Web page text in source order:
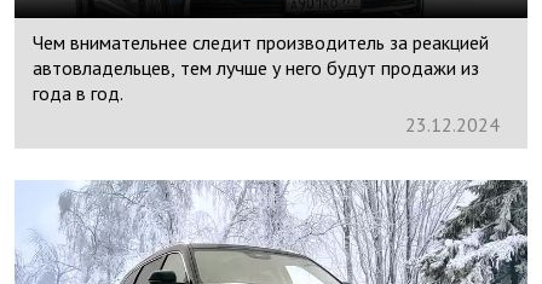
Чем внимательнее следит производитель за реакцией
автовладельцев, тем лучше у него будут продажи из
года в год.
23.12.2024